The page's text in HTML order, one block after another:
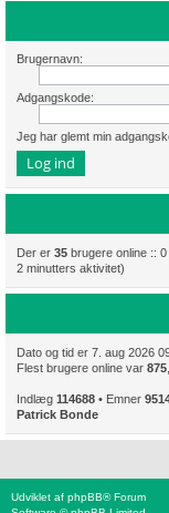
Brugernavn:
Adgangskode:
Jeg har glemt min
Der er 35 brugere online ::
2 minutters aktivitet)
Dato og tid er 7. aug 2026
Flest brugere online var 875
Indlæg 114688 • Emner
Patrick Bonde
Udviklet af phpBB® Forum